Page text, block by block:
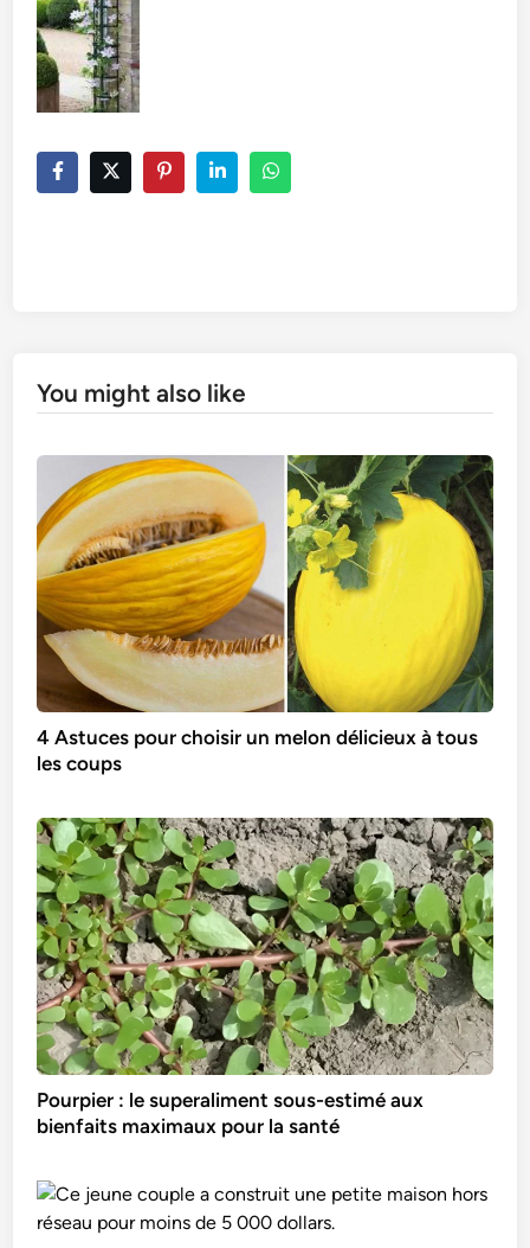
You might also like
4 Astuces pour choisir un melon délicieux à tous
les coups
Pourpier : le superaliment sous-estimé aux
bienfaits maximaux pour la santé